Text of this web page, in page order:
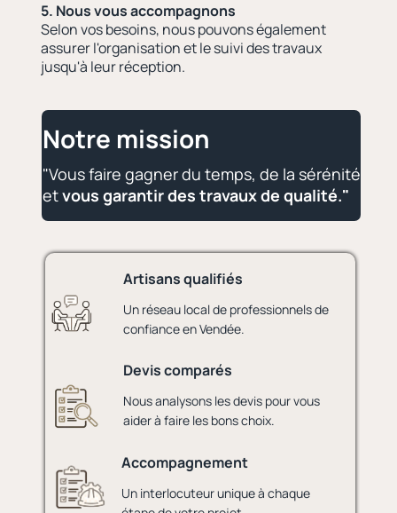
Artisans qualifiés
Un réseau local de professionnels de
confiance en Vendée.
Devis comparés
Nous analysons les devis pour vous
aider à faire les bons choix.
Accompagnement
Un interlocuteur unique à chaque
5. Nous vous accompagnons
Selon vos besoins, nous pouvons également
assurer l'organisation et le suivi des travaux
jusqu'à leur réception.
Notre mission
"Vous faire gagner du temps, de la sérénité
etvous garantir des travaux de qualité."